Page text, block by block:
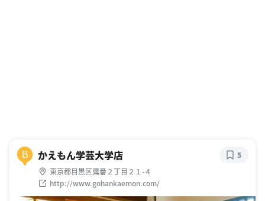
B かえもん学芸大学店
東京都目黒区鷹番２丁目２１-４
http://www.gohankaemon.com/
5